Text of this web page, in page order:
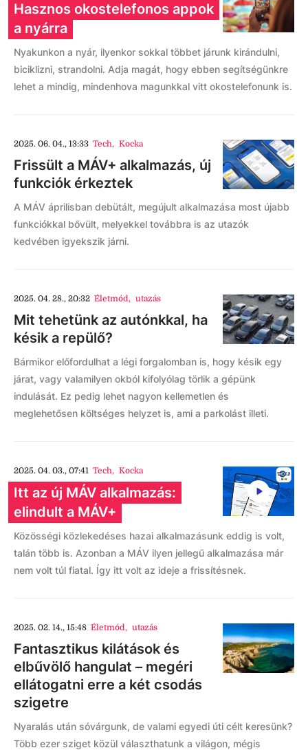
Hasznos okostelefonos appok
a nyárra
Nyakunkon a nyár, ilyenkor sokkal többet járunk kirándulni,
biciklizni, strandolni. Adja magát, hogy ebben segítségünkre
lehet a mindig, mindenhova magunkkal vitt okostelefonunk is.
2025. 06. 04., 13:33 Tech, Kocka
Frissült a MÁV+ alkalmazás, új
funkciók érkeztek
A MÁV áprilisban debütált, megújult alkalmazása most újabb
funkciókkal bővült, melyekkel továbbra is az utazók
kedvében igyekszik járni.
2025. 04. 28., 20:32 Életmód, utazás
Mit tehetünk az autónkkal, ha
késik a repülő?
Bármikor előfordulhat a légi forgalomban is, hogy késik egy
járat, vagy valamilyen okból kifolyólag törlik a gépünk
indulását. Ez pedig lehet nagyon kellemetlen és
meglehetősen költséges helyzet is, ami a parkolást illeti.
2025. 04. 03., 07:41 Tech, Kocka
Itt az új MÁV alkalmazás:
elindult a MÁV+
Közösségi közlekedéses hazai alkalmazásunk eddig is volt,
talán több is. Azonban a MÁV ilyen jellegű alkalmazása már
nem volt túl fiatal. Így itt volt az ideje a frissítésnek.
2025. 02. 14., 15:48 Életmód, utazás
Fantasztikus kilátások és
elbűvölő hangulat – megéri
ellátogatni erre a két csodás
szigetre
Nyaralás után sóvárgunk, de valami egyedi úti célt keresünk?
Több ezer sziget közül választhatunk a világon, mégis